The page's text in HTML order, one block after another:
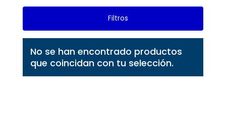
Filtros
No se han encontrado productos
que coincidan con tu selección.